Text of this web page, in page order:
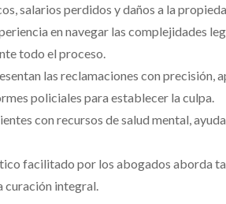
salarios perdidos y daños a la
en navegar las complejidades
todo el proceso.
las reclamaciones con
policiales para establecer la culpa.
con recursos de salud mental,
facilitado por los abogados aborda
curación integral.